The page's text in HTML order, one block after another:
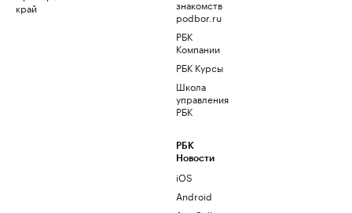
край
знакомств
podbor.ru
РБК
Компании
РБК Курсы
Школа
управления
РБК
РБК
Новости
iOS
Android